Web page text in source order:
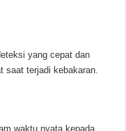
yang cepat dan
saat terjadi kebakaran.
waktu nyata kepada